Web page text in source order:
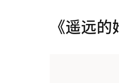
《遥远的